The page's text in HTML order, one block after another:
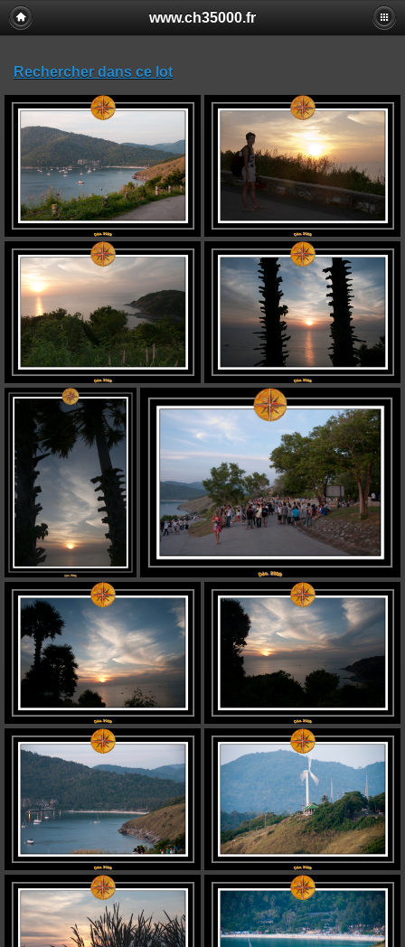
www.ch35000.fr
Rechercher dans ce lot